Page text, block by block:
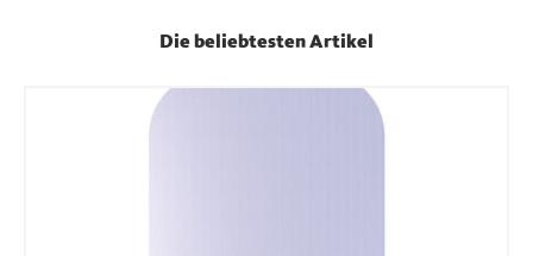
Die beliebtesten Artikel